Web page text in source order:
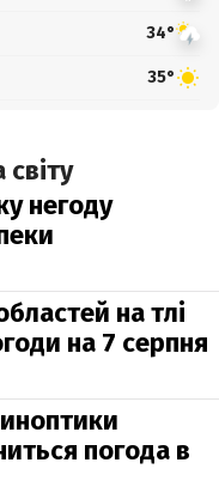
34°
35°
негоду
на тлі
на 7 серпня
погода в